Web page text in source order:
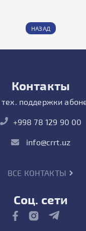
НАЗАД
Контакты
поддержки
+998 78 129 90 00
info@crrt.uz
ВСЕ КОНТАКТЫ
Соц. сети